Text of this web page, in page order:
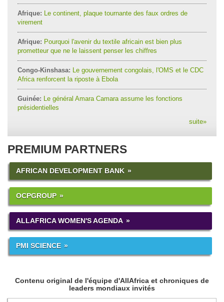
Afrique: Le continent, plaque tournante des faux ordres de
virement
Afrique: Pourquoi l'avenir du textile africain est bien plus
prometteur que ne le laissent penser les chiffres
Congo-Kinshasa: Le gouvernement congolais, l'OMS et le CDC
Africa renforcent la riposte à Ebola
Guinée: Le général Amara Camara assume les fonctions
présidentielles
suite»
PREMIUM PARTNERS
AFRICAN DEVELOPMENT BANK
OCPGROUP
ALLAFRICA WOMEN'S AGENDA
PMI SCIENCE
Contenu original de l'équipe d'AllAfrica et chroniques de
leaders mondiaux invités